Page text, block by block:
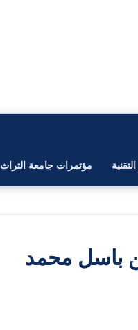
مؤتمرات جامعة التراث